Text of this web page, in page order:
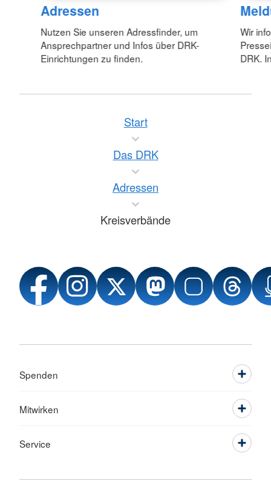
Adressen
Nutzen Sie unseren Adressfinder, um
Ansprechpartner und Infos über DRK-
Einrichtungen zu finden.
Wir
DRK.
Start
Das DRK
Adressen
Kreisverbände
Spenden
Mitwirken
Service